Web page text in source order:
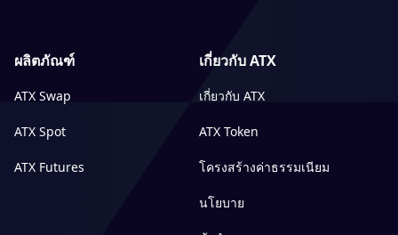
ผลิตภัณฑ์
ATX Swap
ATX Spot
ATX Futures
เกี่ยวกับ ATX
เกี่ยวกับ ATX
ATX Token
โครงสร้างค่าธรรมเนียม
นโยบาย